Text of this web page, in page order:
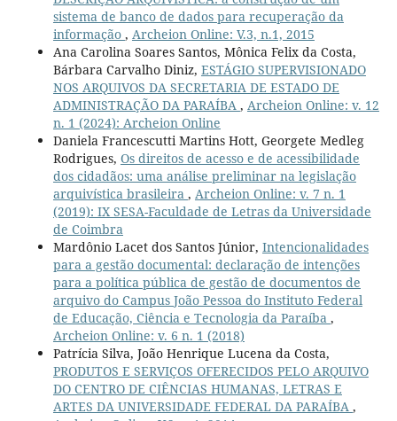
sistema de banco de dados para recuperação da
informação , Archeion Online: V.3, n.1, 2015
Ana Carolina Soares Santos, Mônica Felix da Costa,
Bárbara Carvalho Diniz, ESTÁGIO SUPERVISIONADO
NOS ARQUIVOS DA SECRETARIA DE ESTADO DE
ADMINISTRAÇÃO DA PARAÍBA , Archeion Online: v. 12
n. 1 (2024): Archeion Online
Daniela Francescutti Martins Hott, Georgete Medleg
Rodrigues, Os direitos de acesso e de acessibilidade
dos cidadãos: uma análise preliminar na legislação
arquivística brasileira , Archeion Online: v. 7 n. 1
(2019): IX SESA-Faculdade de Letras da Universidade
de Coimbra
Mardônio Lacet dos Santos Júnior, Intencionalidades
para a gestão documental: declaração de intenções
para a política pública de gestão de documentos de
arquivo do Campus João Pessoa do Instituto Federal
de Educação, Ciência e Tecnologia da Paraíba ,
Archeion Online: v. 6 n. 1 (2018)
Patrícia Silva, João Henrique Lucena da Costa,
PRODUTOS E SERVIÇOS OFERECIDOS PELO ARQUIVO
DO CENTRO DE CIÊNCIAS HUMANAS, LETRAS E
ARTES DA UNIVERSIDADE FEDERAL DA PARAÍBA ,